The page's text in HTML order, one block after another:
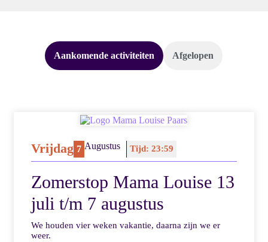
Aankomende activiteiten Afgelopen
Vrijdag 7 Augustus Tijd: 23:59
Zomerstop Mama Louise 13
juli t/m 7 augustus
We houden vier weken vakantie, daarna zijn we er
weer.